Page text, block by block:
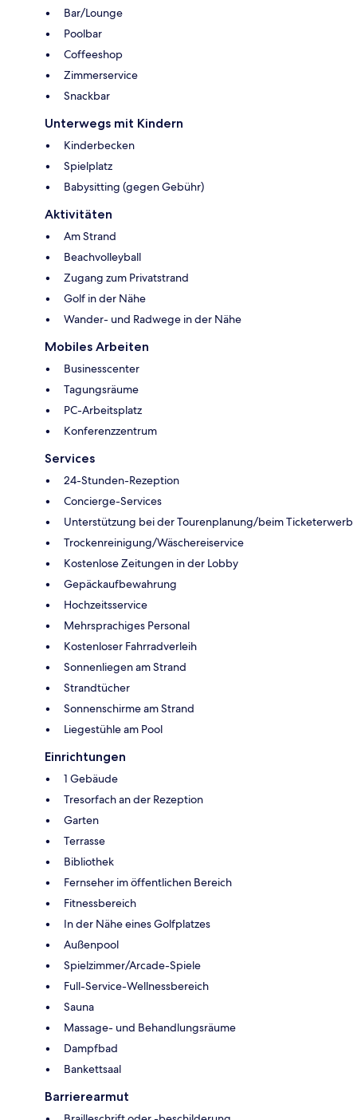
Bar/Lounge
Poolbar
Coffeeshop
Zimmerservice
Snackbar
Unterwegs mit Kindern
Kinderbecken
Spielplatz
Babysitting (gegen Gebühr)
Aktivitäten
Am Strand
Beachvolleyball
Zugang zum Privatstrand
Golf in der Nähe
Wander- und Radwege in der Nähe
Mobiles Arbeiten
Businesscenter
Tagungsräume
PC-Arbeitsplatz
Konferenzzentrum
Services
24-Stunden-Rezeption
Concierge-Services
Unterstützung bei der Tourenplanung/beim Ticketerwerb
Trockenreinigung/Wäschereiservice
Kostenlose Zeitungen in der Lobby
Gepäckaufbewahrung
Hochzeitsservice
Mehrsprachiges Personal
Kostenloser Fahrradverleih
Sonnenliegen am Strand
Strandtücher
Sonnenschirme am Strand
Liegestühle am Pool
Einrichtungen
1 Gebäude
Tresorfach an der Rezeption
Garten
Terrasse
Bibliothek
Fernseher im öffentlichen Bereich
Fitnessbereich
In der Nähe eines Golfplatzes
Außenpool
Spielzimmer/Arcade-Spiele
Full-Service-Wellnessbereich
Sauna
Massage- und Behandlungsräume
Dampfbad
Bankettsaal
Barrierearmut